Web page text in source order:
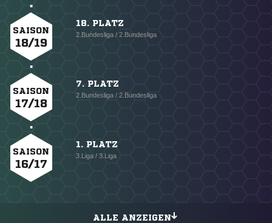
SAISON
18/19
18. PLATZ
2.Bundesliga / 2.Bundesliga
SAISON
17/18
7. PLATZ
2.Bundesliga / 2.Bundesliga
SAISON
16/17
1. PLATZ
3.Liga / 3.Liga
ALLE ANZEIGEN